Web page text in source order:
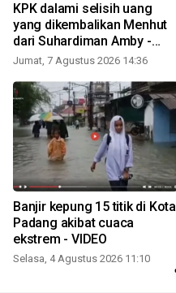
KPK dalami selisih uang
yang dikembalikan Menhut
dari Suhardiman Amby -
VIDEO
Jumat, 7 Agustus 2026 14:36
Banjir kepung 15 titik di Kota
Padang akibat cuaca
ekstrem - VIDEO
Selasa, 4 Agustus 2026 11:10